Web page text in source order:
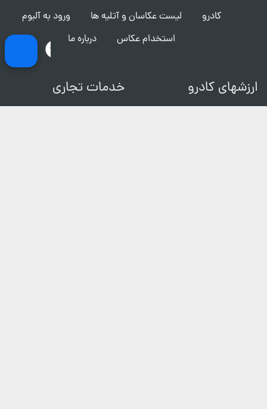
کادرو لیست عکاسان و آتلیه ها
ورود به آلبوم
استخدام عکاس
درباره ما
ارزشهای کادرو خدمات تجاری